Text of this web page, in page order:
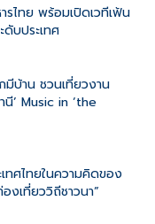
ไทย พร้อมเปิดเวทีเฟ้น
บประเทศ
มีบ้าน ชวนเที่ยวงาน
’ Music in ‘the
ทศไทยในความคิดของ
งเที่ยววิถีชาวนา”